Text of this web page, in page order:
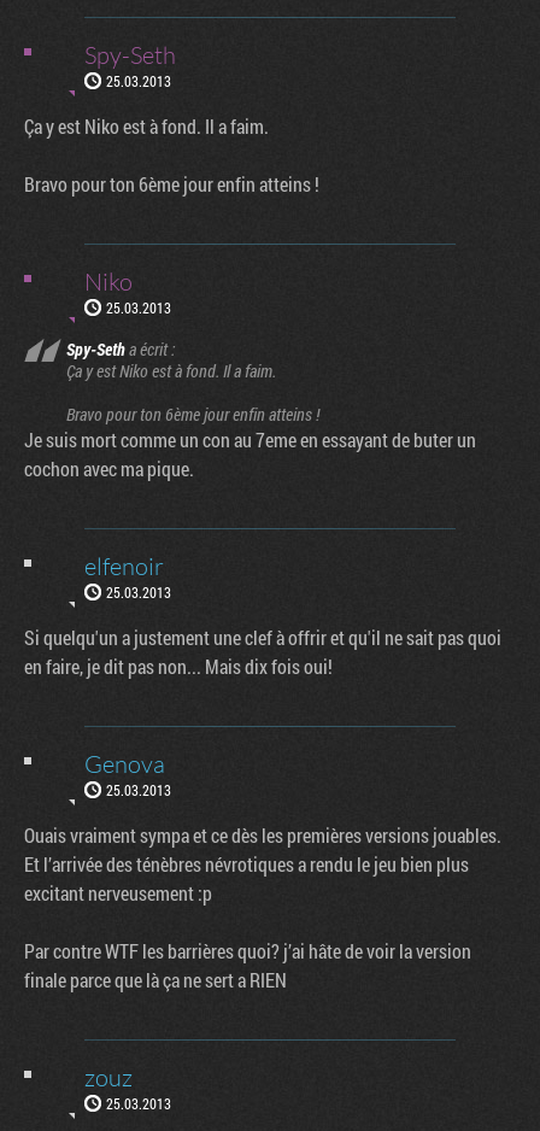
Spy-Seth
25.03.2013
Ça y est Niko est à fond. Il a faim.
Bravo pour ton 6ème jour enfin atteins !
Niko
25.03.2013
Spy-Setha écrit :
Ça y est Niko est à fond. Il a faim.
Bravo pour ton 6ème jour enfin atteins !
Je suis mort comme un con au 7eme en essayant de buter un
cochon avec ma pique.
elfenoir
25.03.2013
Si quelqu'un a justement une clef à offrir et qu'il ne sait pas quoi
en faire, je dit pas non... Mais dix fois oui!
Genova
25.03.2013
Ouais vraiment sympa et ce dès les premières versions jouables.
Et l’arrivée des ténèbres névrotiques a rendu le jeu bien plus
excitant nerveusement :p
Par contre WTF les barrières quoi? j’ai hâte de voir la version
finale parce que là ça ne sert a RIEN
zouz
25.03.2013